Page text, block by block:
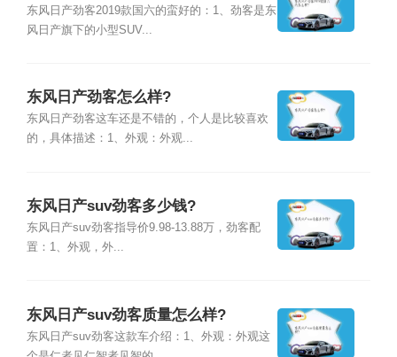
东风日产劲客2019款国六的蛮好的：1、劲客是东
风日产旗下的小型SUV...
东风日产劲客怎么样?
东风日产劲客这车还是不错的，个人是比较喜欢
的，具体描述：1、外观：外观...
东风日产suv劲客多少钱?
东风日产suv劲客指导价9.98-13.88万，劲客配
置：1、外观，外...
东风日产suv劲客质量怎么样?
东风日产suv劲客这款车介绍：1、外观：外观这